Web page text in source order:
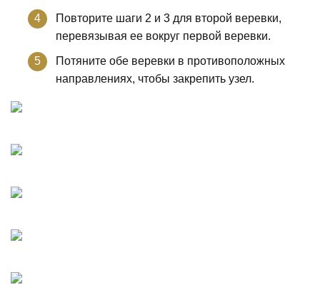
Повторите шаги 2 и 3 для второй веревки,
перевязывая ее вокруг первой веревки.
Потяните обе веревки в противоположных
направлениях, чтобы закрепить узел.